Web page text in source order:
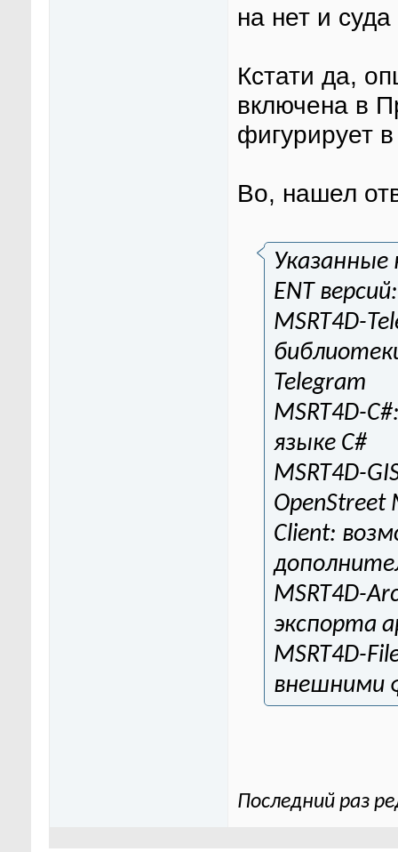
на нет и
Кстати да,
включена в
фигурирует
Во, нашел
Указанные
ENT версий:
MSRT4D-
Telegram
MSRT4D-
языке C#
MSRT4D-
Client:
MSRT4D-
экспорта
MSRT4D-
внешними
Последний раз